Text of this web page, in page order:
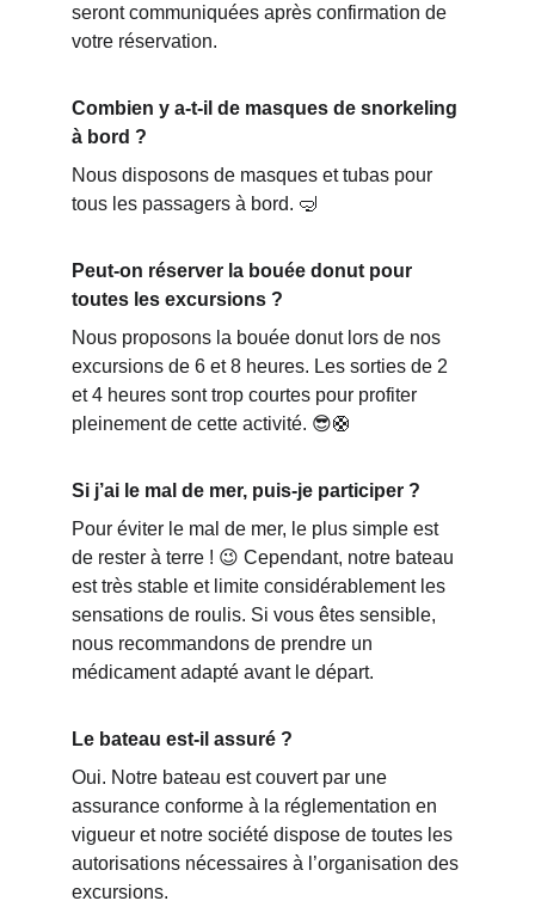
seront communiquées après confirmation de
votre réservation.
Combien y a-t-il de masques de snorkeling
à bord ?
Nous disposons de masques et tubas pour
tous les passagers à bord. 🤿
Peut-on réserver la bouée donut pour
toutes les excursions ?
Nous proposons la bouée donut lors de nos
excursions de 6 et 8 heures. Les sorties de 2
et 4 heures sont trop courtes pour profiter
pleinement de cette activité. 😎🛟
Si j’ai le mal de mer, puis-je participer ?
Pour éviter le mal de mer, le plus simple est
de rester à terre ! 😉 Cependant, notre bateau
est très stable et limite considérablement les
sensations de roulis. Si vous êtes sensible,
nous recommandons de prendre un
médicament adapté avant le départ.
Le bateau est-il assuré ?
Oui. Notre bateau est couvert par une
assurance conforme à la réglementation en
vigueur et notre société dispose de toutes les
autorisations nécessaires à l’organisation des
excursions.